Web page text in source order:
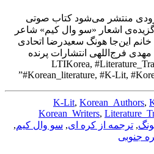
زودی منتشر می‌شود کتاب صوتی
اشعار «سو وال کیم» شاعر
این‌جا هونگ سعیدرضا اتحادی
فرج‌اللهی انتشارات پرنده
#LTIKorea,
#Korean_literature, #K-Lit,
K-Lit, Korean_Authors,
Korean_Writers,
, ترجمه از کره ای, سو وال کیم,
جنوبی